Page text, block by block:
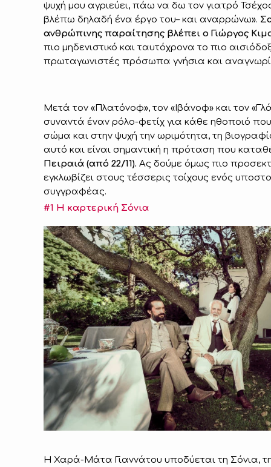
ψυχή μου αγριεύει, πάω να δω τον γιατρό
βλέπω δηλαδή ένα έργο του– και αναρρώνω».
ανθρώπινης παραίτησης βλέπει ο Γιώργος
πιο μηδενιστικό και ταυτόχρονα το πιο
πρωταγωνιστές πρόσωπα γνήσια και
Μετά τον «Πλατόνοφ», τον «Ιβάνοφ» και τον
συναντά έναν ρόλο-φετίχ για κάθε ηθοποιό
σώμα και στην ψυχή την ωριμότητα, τη
αυτό και είναι σημαντική η πρόταση που
Πειραιά (από 22/11). Ας δούμε όμως πιο
εγκλωβίζει στους τέσσερις τοίχους ενός
συγγραφέας.
#1 Η καρτερική Σόνια
Η Χαρά-Μάτα Γιαννάτου υποδύεται τη Σόνια,